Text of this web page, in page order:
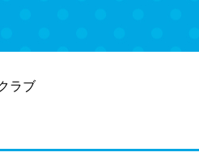
ラブ